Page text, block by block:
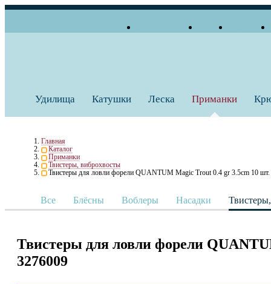
Удилища Катушки Леска Приманки
Главная
Каталог
Приманки
Твистеры, виброхвосты
Твистеры для ловли форели QUANTUM Magic Trout 0.4 gr 3.5cm 10
Все Блёсны Воблеры Насадки
Твистеры для ловли форели
3276009